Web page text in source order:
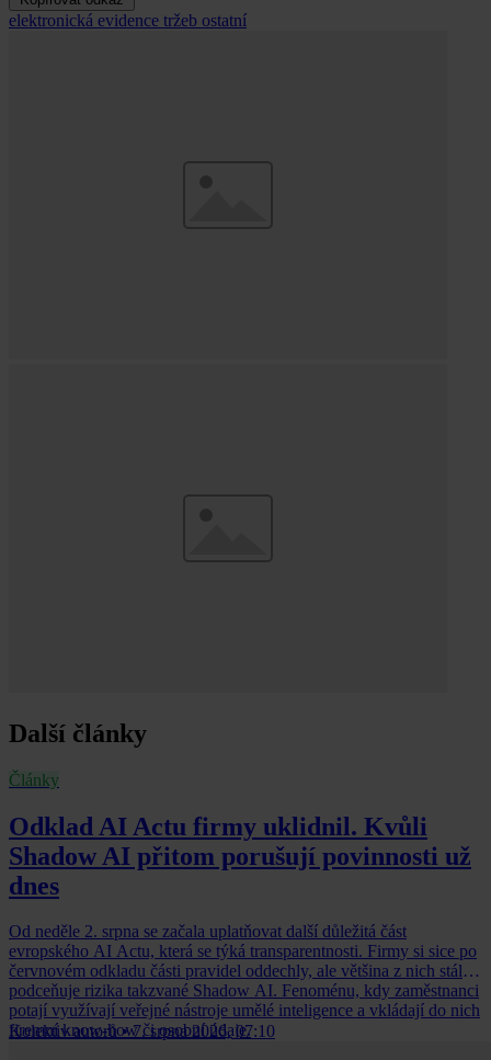
elektronická evidence tržeb ostatní
Další články
Články
Odklad AI Actu firmy uklidnil. Kvůli
Shadow AI přitom porušují povinnosti už
dnes
Od neděle 2. srpna se začala uplatňovat další důležitá část
evropského AI Actu, která se týká transparentnosti. Firmy si sice po
červnovém odkladu části pravidel oddechly, ale většina z nich stále
podceňuje rizika takzvané Shadow AI. Fenoménu, kdy zaměstnanci
potají využívají veřejné nástroje umělé inteligence a vkládají do nich
firemní know-how či osobní údaje.
Kolektiv autorů • 7. srpna 2026, 07:10